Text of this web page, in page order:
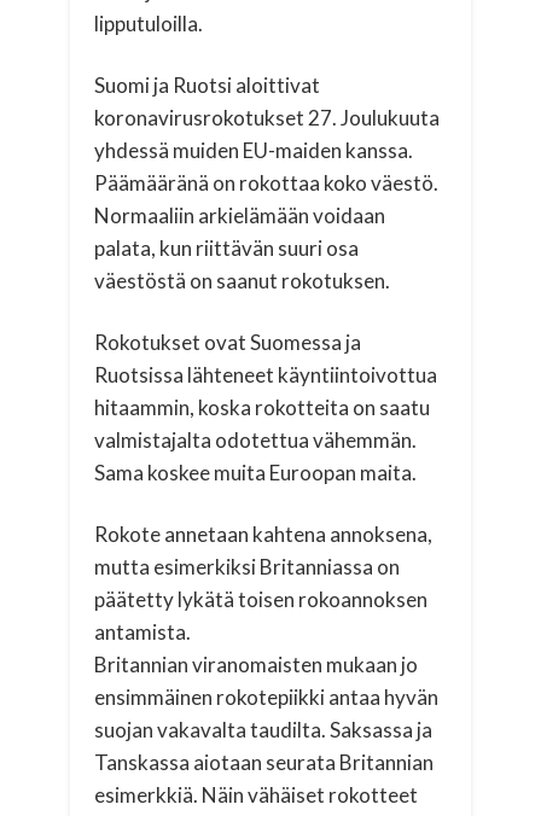
lipputuloilla.
Suomi ja Ruotsi aloittivat
koronavirusrokotukset 27. Joulukuuta
yhdessä muiden EU-maiden kanssa.
Päämääränä on rokottaa koko väestö.
Normaaliin arkielämään voidaan
palata, kun riittävän suuri osa
väestöstä on saanut rokotuksen.
Rokotukset ovat Suomessa ja
Ruotsissa lähteneet käyntiintoivottua
hitaammin, koska rokotteita on saatu
valmistajalta odotettua vähemmän.
Sama koskee muita Euroopan maita.
Rokote annetaan kahtena annoksena,
mutta esimerkiksi Britanniassa on
päätetty lykätä toisen rokoannoksen
antamista.
Britannian viranomaisten mukaan jo
ensimmäinen rokotepiikki antaa hyvän
suojan vakavalta taudilta. Saksassa ja
Tanskassa aiotaan seurata Britannian
esimerkkiä. Näin vähäiset rokotteet